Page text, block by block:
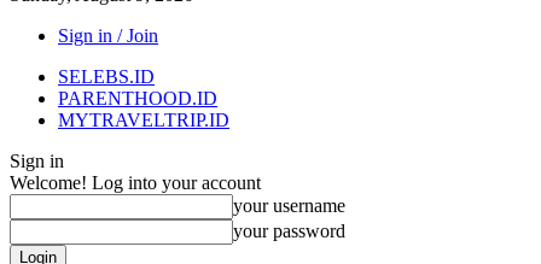
Sign in / Join
SELEBS.ID
PARENTHOOD.ID
MYTRAVELTRIP.ID
Sign in
Welcome! Log into your account
your username
your password